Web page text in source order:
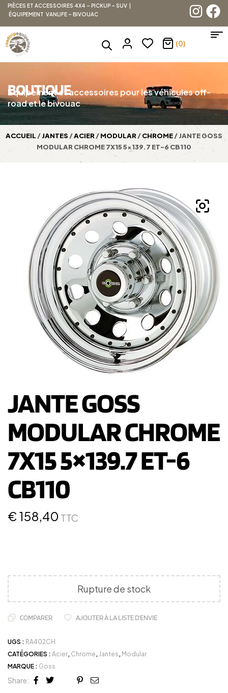
PIÈCES ET ACCESSOIRES 4X4 – PICKUP – SUV |
ÉQUIPEMENT VANLIFE – BIVOUAC
(0)
BOUTIQUE
Équipement et accessoires pour les véhicules off-
road et le bivouac
ACCUEIL /JANTES /ACIER /MODULAR /CHROME/ JANTE GOSS
MODULAR CHROME 7X15 5×139.7 ET-6 CB110
JANTE GOSS
MODULAR CHROME
7X15 5×139.7 ET-6
CB110
€ 158,40 TTC
Rupture de stock
COMPARER AJOUTER À LA LISTE D'ENVIE
UGS : RA402CH
CATÉGORIES : Acier, Chrome, Jantes, Modular
MARQUE : Goss
Share:
Facebook
TwitterLinkedin
Google+
Pinterest
Email